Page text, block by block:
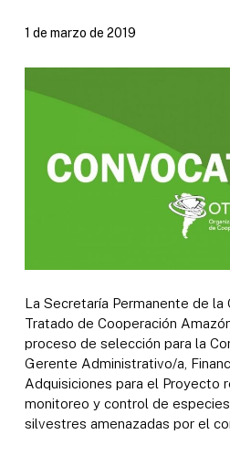
1 de marzo de 2019
La Secretaría Permanente de la
Tratado de Cooperación
proceso de selección para la
Gerente Administrativo/a,
Adquisiciones para el Proyecto
monitoreo y control de
silvestres amenazadas por el